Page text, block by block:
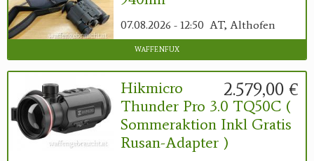
07.08.2026 - 12:50 AT, Althofen
waffenfux
2.579,00 €
Hikmicro
Thunder Pro 3.0 TQ50C (
Sommeraktion Inkl Gratis
Rusan-Adapter )